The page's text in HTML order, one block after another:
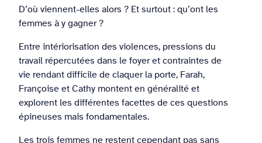
D’où viennent-elles alors ? Et surtout : qu’ont les
femmes à y gagner ?
Entre intériorisation des violences, pressions du
travail répercutées dans le foyer et contraintes de
vie rendant difficile de claquer la porte, Farah,
Françoise et Cathy montent en généralité et
explorent les différentes facettes de ces questions
épineuses mais fondamentales.
Les trois femmes ne restent cependant pas sans